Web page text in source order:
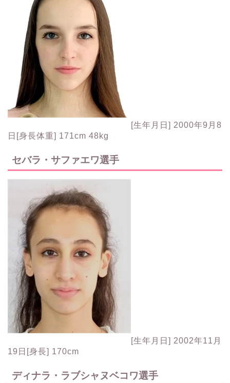
[生年月日] 2000年9月8
日[身長体重] 171cm 48kg
セバラ・サファエワ選手
[生年月日] 2002年11月
19日[身長] 170cm
ディナラ・ラブシャヌベコワ選手